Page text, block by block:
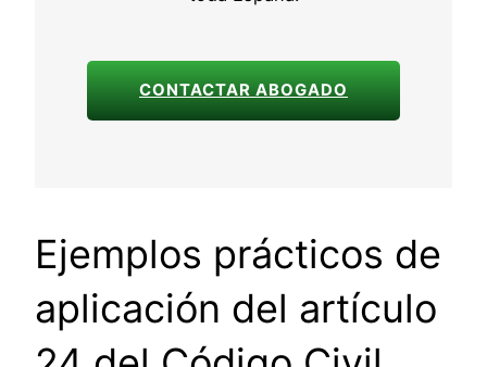
CONTACTAR ABOGADO
Ejemplos prácticos de
aplicación del artículo